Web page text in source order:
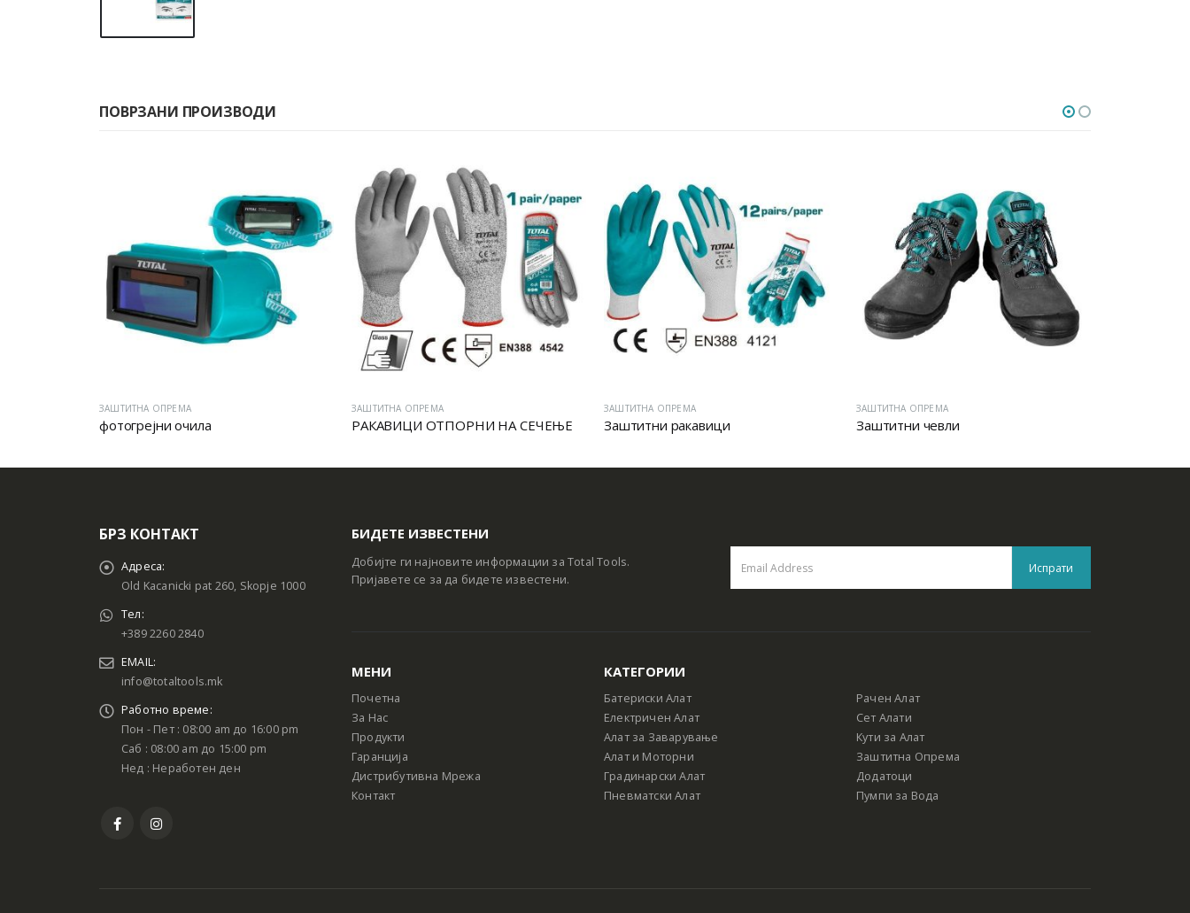
ПОВРЗАНИ ПРОИЗВОДИ
ЗАШТИТНА ОПРЕМА
фотогрејни очила
ЗАШТИТНА ОПРЕМА
РАКАВИЦИ ОТПОРНИ НА СЕЧЕЊЕ
ЗАШТИТНА ОПРЕМА
Заштитни ракавици
ЗАШТИТНА ОПРЕМА
Заштитни чевли
БРЗ КОНТАКТ
Адреса:
Old Kacanicki pat 260, Skopje 1000
Тел:
+389 2260 2840
EMAIL:
info@totaltools.mk
Работно време:
Пон - Пет : 08:00 am до 16:00 pm
Саб : 08:00 am до 15:00 pm
Нед : Неработен ден
БИДЕТЕ ИЗВЕСТЕНИ
Добијте ги најновите информации за Total Tools.
Пријавете се за да бидете известени.
МЕНИ
Почетна
За Нас
Продукти
Гаранција
Дистрибутивна Мрежа
Контакт
КАТЕГОРИИ
Батериски Алат
Електричен Алат
Алат за Заварување
Алат и Моторни
Градинарски Алат
Пневматски Алат
Рачен Алат
Сет Алати
Кути за Алат
Заштитна Опрема
Додатоци
Пумпи за Вода